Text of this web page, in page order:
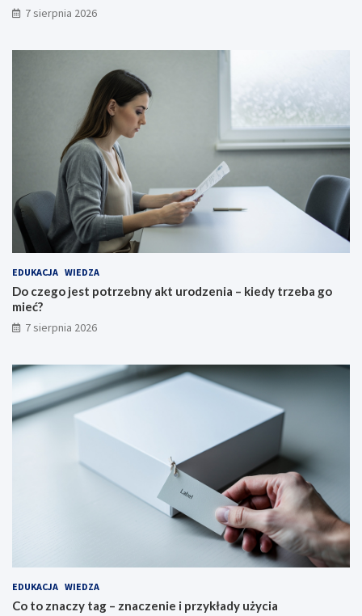
7 sierpnia 2026
EDUKACJA WIEDZA
Do czego jest potrzebny akt urodzenia – kiedy trzeba go
mieć?
7 sierpnia 2026
EDUKACJA WIEDZA
Co to znaczy tag – znaczenie i przykłady użycia